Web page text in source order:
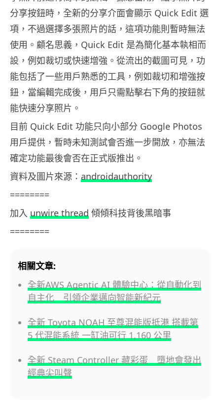
分享按鈕時，全新的分享介面會顯示 Quick Edit 選
項，不過選擇多張照片的話，這項功能則暫時無法
使用。顧名思義，Quick Edit 是為簡化基本執相而
設，例如裁切或快速增強。從流出的截圖可見，功
能包括了一些用戶熟悉的工具，例如裁切和增強按
鈕，當編輯完成後，用戶只需點擊右下角的按鈕就
能快速分享照片。
目前 Quick Edit 功能只向小部分 Google Photos
用戶提供，暫時未知測試會否進一步開放，亦無法
確定功能最後會否在正式版推出。
資料及圖片來源： androidauthority
========
加入 unwire thread 傾傾科技背後黑暗事
========
相關文章:
全新AWS Agentic AI 體驗中心：從自動化到
自主化 引領企業邁向智能新紀元
全新 Toyota NOAH 至尊混能版抵港 搭載第
5 代混能系統 一缸油可行 1,160 公里
全新 Steam Controller 藏彩蛋 墮地會發出
經典尖叫聲